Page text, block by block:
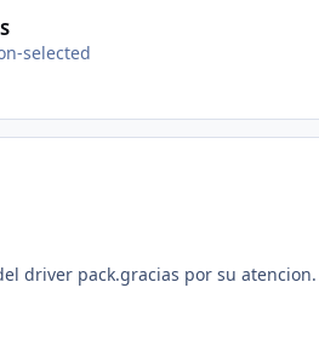
selected
driver pack.gracias por su atencion.